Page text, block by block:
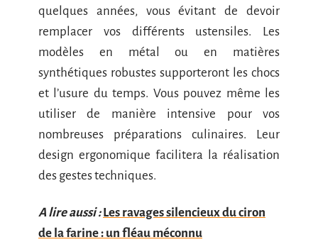
quelques années, vous évitant de devoir
remplacer vos différents ustensiles. Les
modèles en métal ou en matières
synthétiques robustes supporteront les chocs
et l’usure du temps. Vous pouvez même les
utiliser de manière intensive pour vos
nombreuses préparations culinaires. Leur
design ergonomique facilitera la réalisation
des gestes techniques.
A lire aussi : Les ravages silencieux du ciron
de la farine : un fléau méconnu